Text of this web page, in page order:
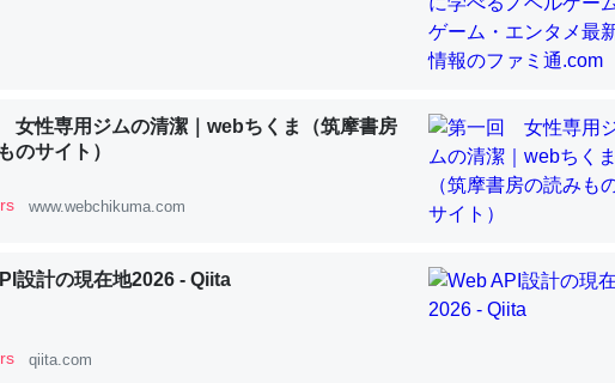
ス :: 【研究発表】昆虫学の大問題＝「昆虫はなぜ海にいないのか」に関する新仮説
に考えるとカルシウムを大量に使う脊椎動物と貝類は苦労してるんだな…。腹足
ス :: 【研究発表】昆虫学の大問題＝「昆虫はなぜ海にいないのか」に関する新仮説
性専用ジムの清潔｜webちくま（筑摩書房
のサイト）
www.webchikuma.com
設計の現在地2026 - Qiita
qiita.com